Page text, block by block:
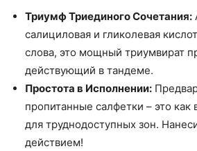
Триумф Триединого Сочетания:
салициловая и гликолевая
слова, это мощный триумвират
действующий в тандеме.
Простота в Исполнении:
пропитанные салфетки – это
для труднодоступных зон.
действием!